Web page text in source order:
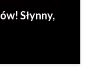
Słynny,